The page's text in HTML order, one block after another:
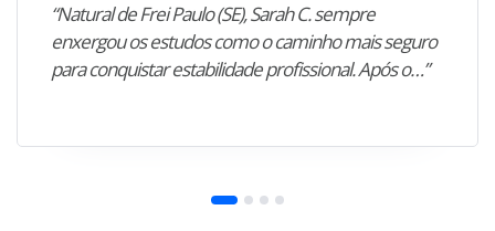
“Natural de Frei Paulo (SE), Sarah C. sempre
enxergou os estudos como o caminho mais seguro
para conquistar estabilidade profissional. Após o…”